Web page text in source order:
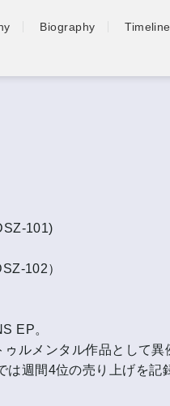
Biography Timeline
101)
102）
EP。
ルメンタル作品として異
週間4位の売り上げを記